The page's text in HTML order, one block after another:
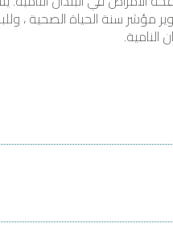
مؤشر سنة الحياة الصحية ،
النامية.